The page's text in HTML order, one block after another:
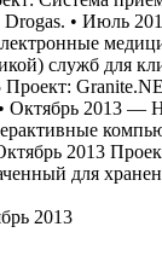
Drogas. • Июль
служб для
Октябрь 2013 —
2013
для
2013